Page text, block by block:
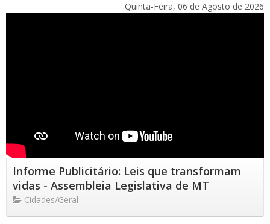
Quinta-Feira, 06 de Agosto de 2026
Informe Publicitário: Leis que transformam
vidas - Assembleia Legislativa de MT
Cidades/Geral